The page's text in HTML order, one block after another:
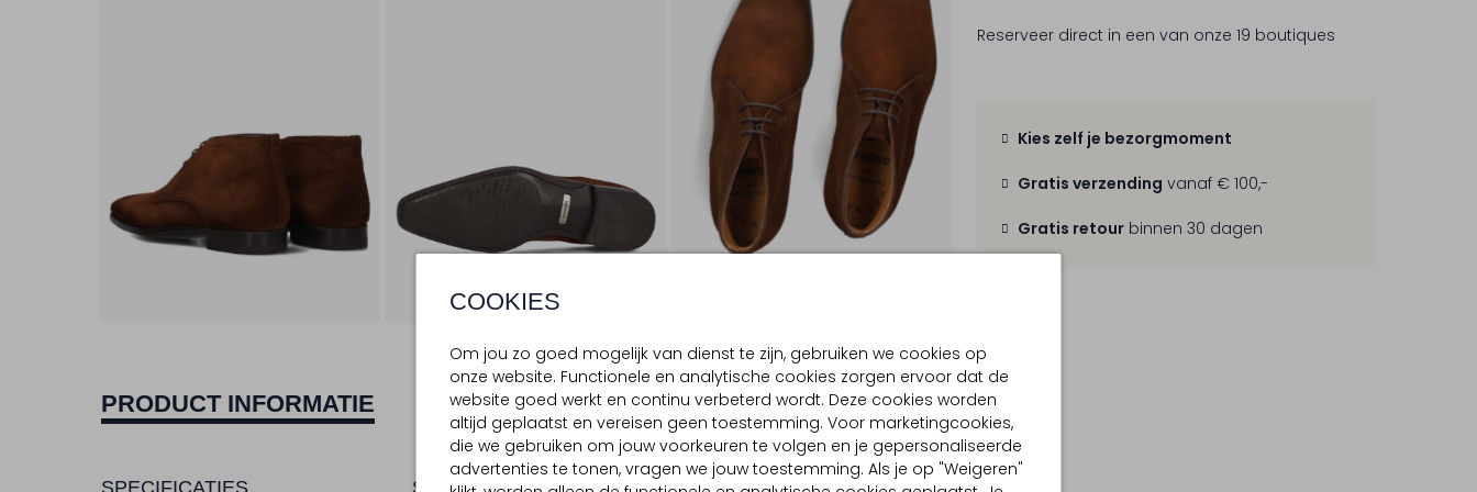
COOKIES
Om jou zo goed mogelijk van dienst te zijn, gebruiken we cookies op
onze website. Functionele en analytische cookies zorgen ervoor dat de
website goed werkt en continu verbeterd wordt. Deze cookies worden
altijd geplaatst en vereisen geen toestemming. Voor marketingcookies,
die we gebruiken om jouw voorkeuren te volgen en je gepersonaliseerde
advertenties te tonen, vragen we jouw toestemming. Als je op "Weigeren"
Reserveer direct in een van onze 19 boutiques
Kies zelf je bezorgmoment
Gratis verzending vanaf € 100,-
Gratis retour binnen 30 dagen
PRODUCT INFORMATIE BEZORGEN & RETOURNEREN
SPECIFICATIES
SAMENSTELLING & PASVORM
OMSCHRIJVING